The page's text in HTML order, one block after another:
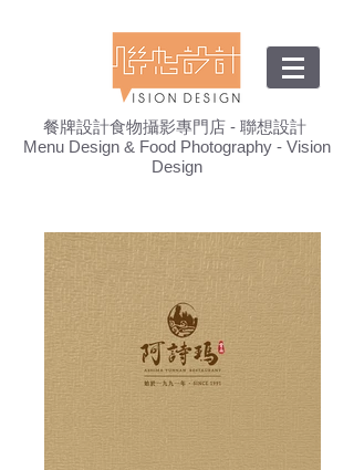
餐牌設計食物攝影專門店 - 聯想設計
Menu Design & Food Photography - Vision
Design